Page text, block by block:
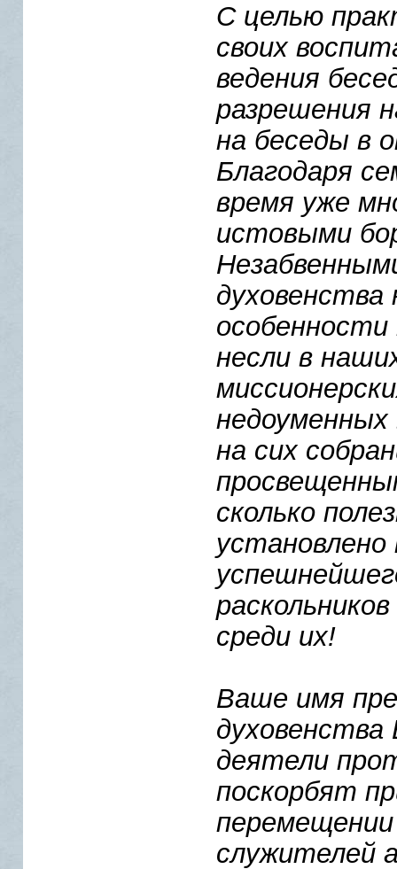
С целью
своих
ведения
разрешения
на беседы в
Благодаря
время уже
истовыми
духовенства
несли в
недоуменных
на сих
сколько
среди их!
Ваше имя
духовенства
деятели
поскорбят
служителей